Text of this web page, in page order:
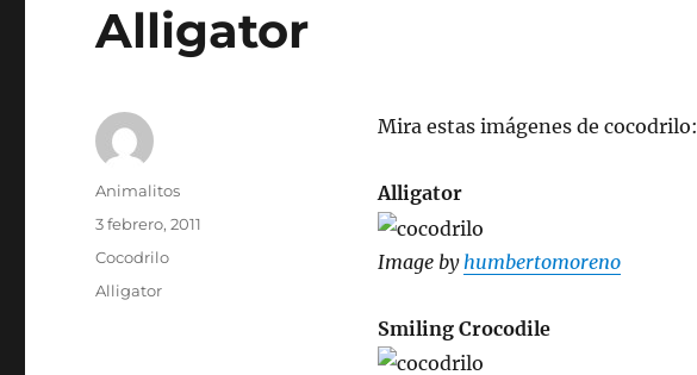
Alligator
Mira estas imágenes de cocodrilo:
Alligator
Image by humbertomoreno
Smiling Crocodile
Autor
Animalitos
Publicado
3 febrero, 2011
Categorías
Cocodrilo
Etiquetas
Alligator